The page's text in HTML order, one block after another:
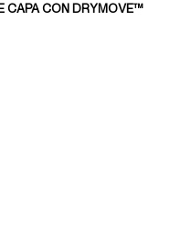
CAPA CON DRYMOVE™